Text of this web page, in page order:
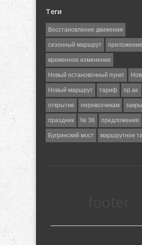
Теги
Восстановление движения
сезонный маршрут приложение
временное изменение
Новый остановочный пункт
Новый маршрут тариф пр.ак.
открытие перевозчикам
праздник № 36 предложения
Бугринский мост маршрутное
footer